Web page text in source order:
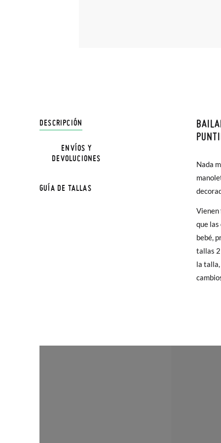
DESCRIPCIÓN
Nada
Vienen
que
bebé,
tallas
la
ENVÍOS Y
DEVOLUCIONES
En
hasta
poco
En
Sólo
elijas,
para
talla y
En
GUÍA DE TALLAS
la
TALLA